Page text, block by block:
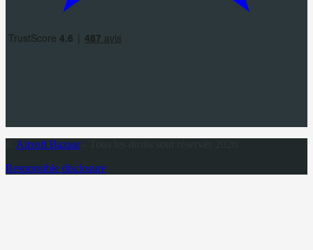
Airsoft Bazaar- Tous les droits sont réservés 2026
Responsible disclosure